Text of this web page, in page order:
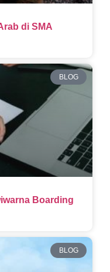
di SMA
BLOG
Boarding
BLOG